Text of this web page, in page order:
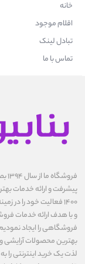
خانه
اقلام موجود
تبادل لینک
تماس با ما
پیشرفت و ارائه خدمات
1400 فعالیت خود را
و با هدف ارائه خدمات
فروشگاهی را ایجاد
بهترین محصولات آرایشی
لذت یک خرید اینترنتی